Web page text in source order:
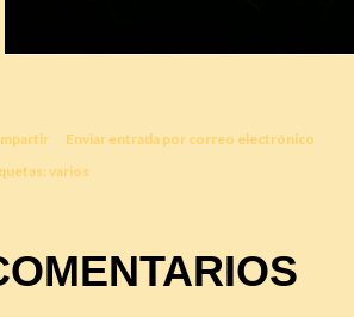
Enviar entrada por correo electrónico
varios